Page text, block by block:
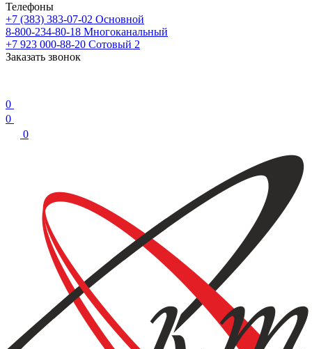
Телефоны
+7 (383) 383-07-02 Основной
8-800-234-80-18 Многоканальный
+7 923 000-88-20 Сотовый 2
Заказать звонок
0
0
0